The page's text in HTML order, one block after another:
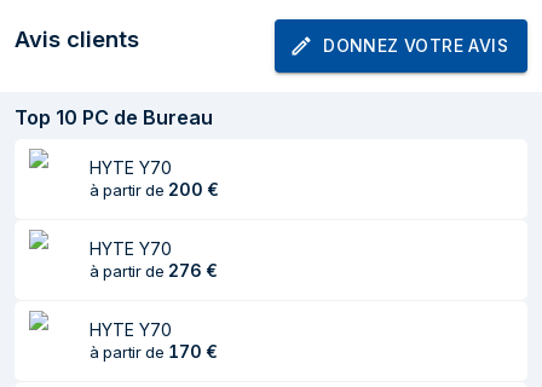
Gen 1 (3.1 Gen 1)
Sortie audio Oui
Poids et dimensions
Profondeur 378 mm
Hauteur
4,8 kg
Avis clients DONNEZ VOTRE AVIS
Top 10 PC de Bureau
HYTE Y70
à partir de 200 €
HYTE Y70
à partir de 276 €
HYTE Y70
à partir de 170 €